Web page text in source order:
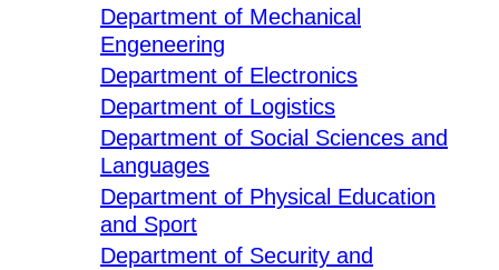
Department of Mechanical
Engeneering
Department of Electronics
Department of Logistics
Department of Social Sciences and
Languages
Department of Physical Education
and Sport
Department of Security and